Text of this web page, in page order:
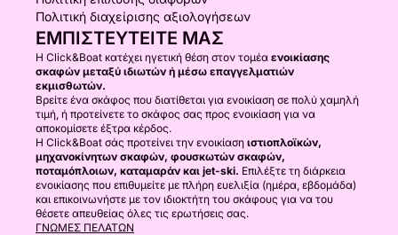
Πολιτική διαχείρισης αξιολογήσεων
ΕΜΠΙΣΤΕΥΤΕΊΤΕ ΜΑΣ
Η Click&Boat κατέχει ηγετική θέση στον τομέα ενοικίασης
σκαφών μεταξύ ιδιωτών ή μέσω επαγγελματιών
εκμισθωτών.
Βρείτε ένα σκάφος που διατίθεται για ενοικίαση σε πολύ χαμηλή
τιμή, ή προτείνετε το σκάφος σας προς ενοικίαση για να
αποκομίσετε έξτρα κέρδος.
Η Click&Boat σάς προτείνει την ενοικίαση ιστιοπλοϊκών,
μηχανοκίνητων σκαφών, φουσκωτών σκαφών,
ποταμόπλοιων, καταμαράν και jet-ski. Επιλέξτε τη διάρκεια
ενοικίασης που επιθυμείτε με πλήρη ευελιξία (ημέρα, εβδομάδα)
και επικοινωνήστε με τον ιδιοκτήτη του σκάφους για να του
θέσετε απευθείας όλες τις ερωτήσεις σας.
ΓΝΏΜΕΣ ΠΕΛΑΤΏΝ